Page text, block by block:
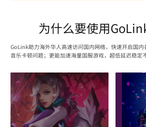
为什么要使用
GoLink助力海外华人高速访问国内网络，快速开启国内
音乐卡顿问题；更能加速海量国服游戏，超低延迟稳定